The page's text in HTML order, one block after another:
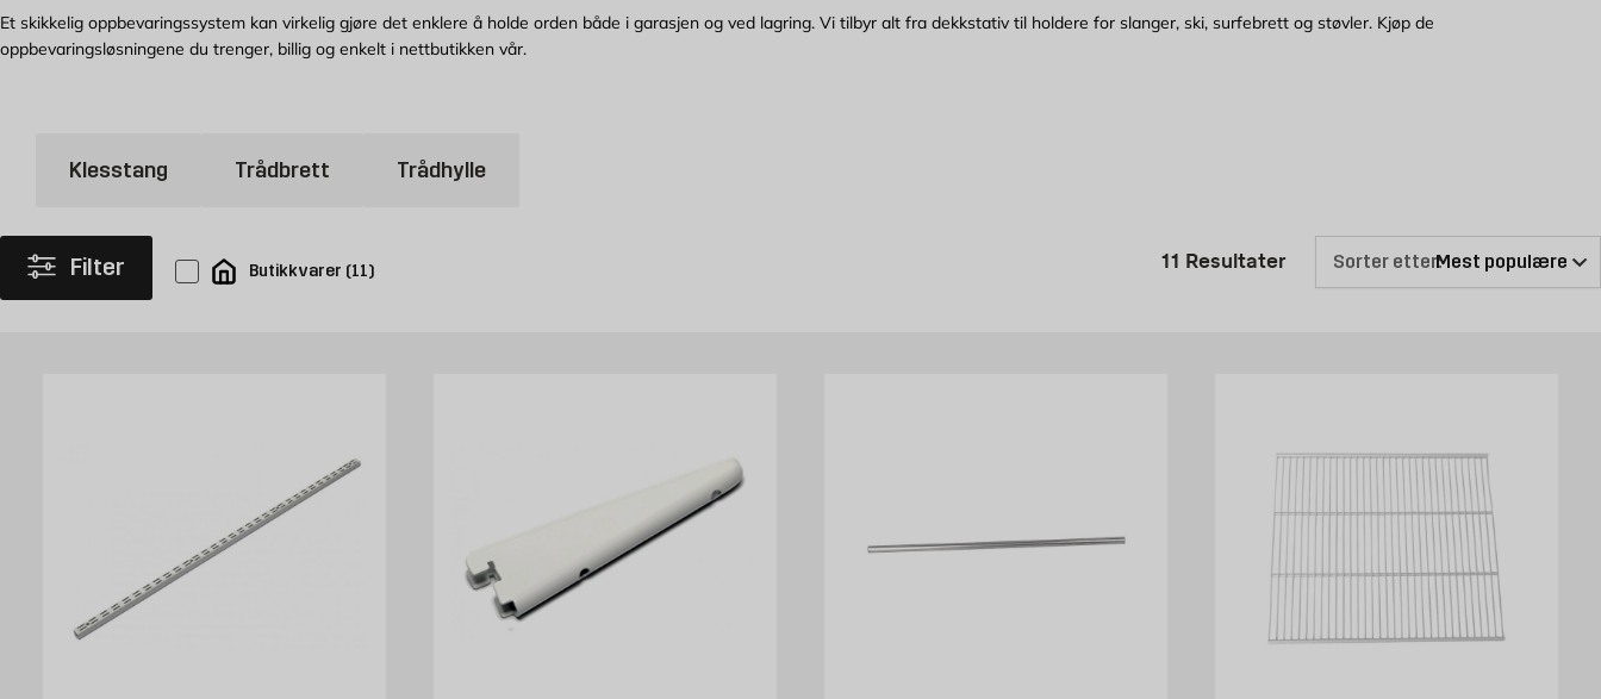
Et skikkelig oppbevaringssystem kan virkelig gjøre det enklere å holde orden både i garasjen og ved lagring. Vi tilbyr alt fra dekkstativ til holdere for slanger, ski, surfebrett og støvler. Kjøp de
oppbevaringsløsningene du trenger, billig og enkelt i nettbutikken vår.
Klesstang Trådbrett Trådhylle
Filter Butikkvarer (11) 11 ResultaterProduktlisten er oppdatert: 11
Sorter etter: